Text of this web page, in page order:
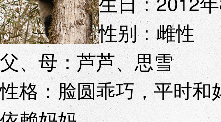
性别：雌性
父、母：芦芦、思雪
性格：脸圆乖巧，平时